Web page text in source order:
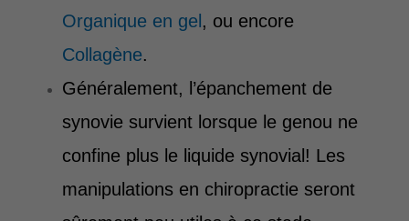
Organique en gel , ou encore
Collagène.
Généralement, l’épanchement de
synovie survient lorsque le genou ne
confine plus le liquide synovial! Les
manipulations en chiropractie seront